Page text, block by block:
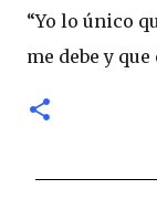
“Yo lo único
me debe y